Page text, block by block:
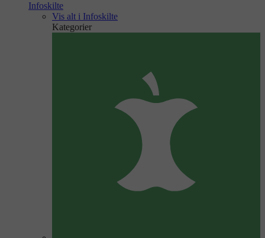
Infoskilte
Vis alt i Infoskilte
Kategorier